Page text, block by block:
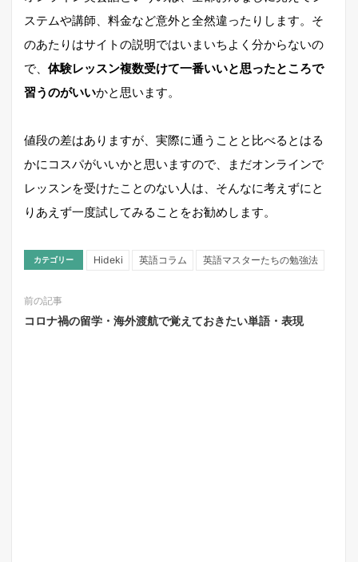
ステムや講師、料金など意外と全然違ったりします。そ
のあたりはサイトの説明ではいまいちよく分からないの
で、 体験レッスン複数受けて一番いいと思ったところで
習うのがいいかと思います。
値段の差はありますが、実際に通うことと比べるとはる
かにコスパがいいかと思いますので、まだオンラインで
レッスンを受けたことのない人は、そんなに考えずにと
りあえず一度試してみることをお勧めします。
カテゴリー Hideki 英語コラム 英語マスターたちの勉強法
前の記事
コロナ禍の留学・海外渡航で覚えておきたい単語・表現